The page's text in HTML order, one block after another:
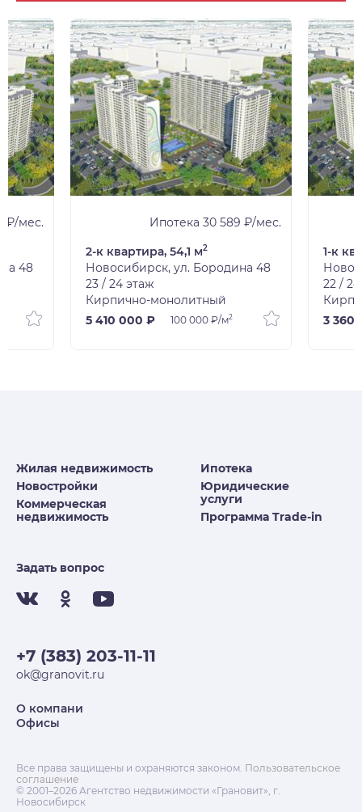
₽/мес.
48
Ипотека 30 589 ₽/мес.
2-к квартира, 54,1 м2
Новосибирск, ул. Бородина 48
23 / 24 этаж
Кирпично-монолитный
5 410 000 ₽
100 000 ₽/м2
1-к
22 /
3 360
Жилая недвижимость
Новостройки
Коммерческая
недвижимость
Ипотека
Юридические
услуги
Программа Trade-in
Задать вопрос
+7 (383) 203-11-11
ok@granovit.ru
О компани
Офисы
Все права защищены и охраняются законом. Пользовательское
соглашение
© 2001–2026 Агентство недвижимости «Грановит», г.
Новосибирск